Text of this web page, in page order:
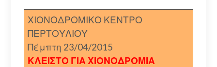
ΧΙΟΝΟΔΡΟΜΙΚΟ ΚΕΝΤΡΟ
ΠΕΡΤΟΥΛΙΟΥ
Πέμπτη 23/04/2015
ΚΛΕΙΣΤΟ ΓΙΑ ΧΙΟΝΟΔΡΟΜΙΑ